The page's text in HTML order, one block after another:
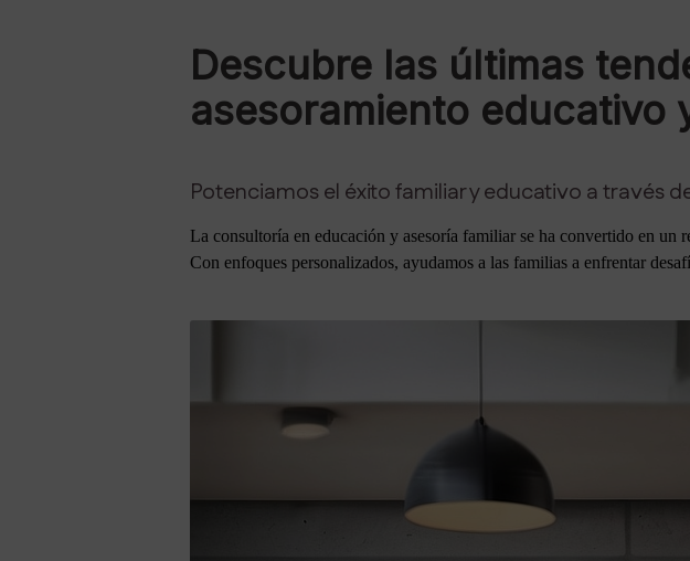
Descubre las últimas
asesoramiento educativo
Potenciamos el éxito familiar y educativo a través
La consultoría en educación y asesoría familiar se ha convertido en un
Con enfoques personalizados, ayudamos a las familias a enfrentar